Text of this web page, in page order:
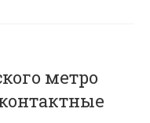
метро